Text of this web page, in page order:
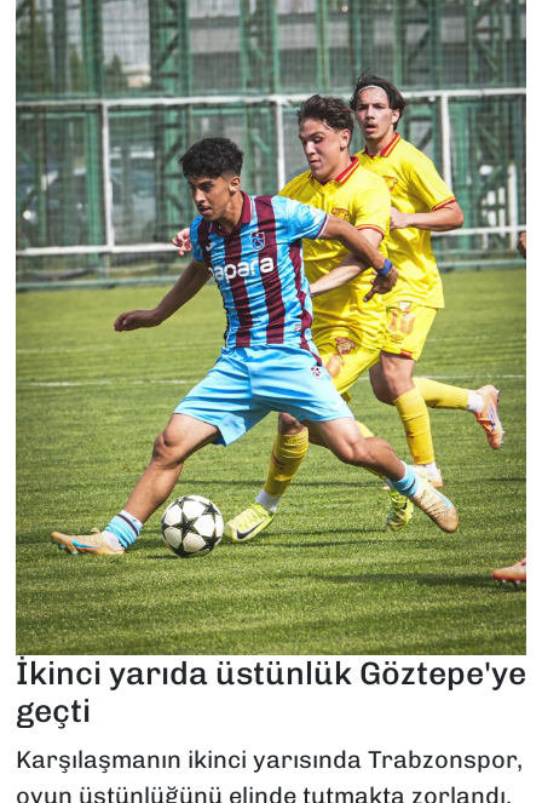
İkinci yarıda üstünlük Göztepe'ye
geçti
Karşılaşmanın ikinci yarısında Trabzonspor,
oyun üstünlüğünü elinde tutmakta zorlandı.